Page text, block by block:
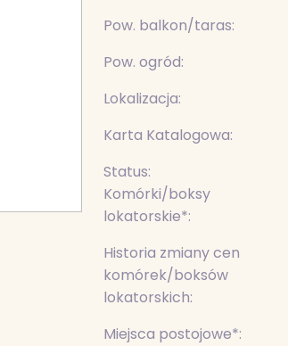
Pow. balkon/taras:
Pow. ogród:
Lokalizacja:
Karta Katalogowa:
Status:
Komórki/boksy
lokatorskie*:
Historia zmiany cen
komórek/boksów
lokatorskich:
Miejsca postojowe*: